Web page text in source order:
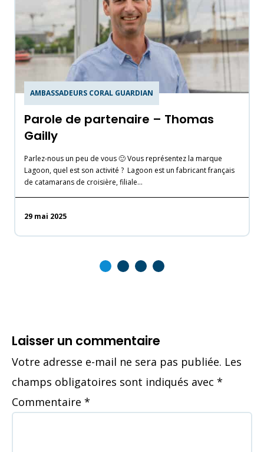
AMBASSADEURS CORAL GUARDIAN
Parole de partenaire – Thomas
Gailly
Parlez-nous un peu de vous 🙂 Vous représentez la marque
Lagoon, quel est son activité ? Lagoon est un fabricant français
de catamarans de croisière, filiale…
29 mai 2025
Laisser un commentaire
Votre adresse e-mail ne sera pas publiée. Les
champs obligatoires sont indiqués avec *
Commentaire *